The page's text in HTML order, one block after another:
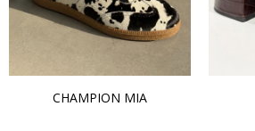
CHAMPION MIA